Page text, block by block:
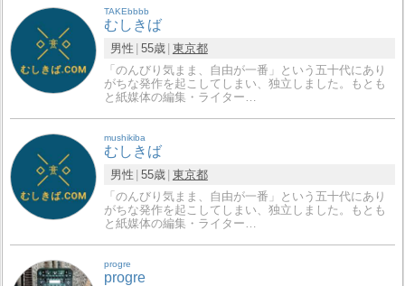
TAKEbbbb
むしきば
男性 55歳 東京都
「のんびり気まま、自由が一番」という五十代にあり
がちな発作を起こしてしまい、独立しました。もとも
と紙媒体の編集・ライター…
mushikiba
むしきば
男性 55歳 東京都
「のんびり気まま、自由が一番」という五十代にあり
がちな発作を起こしてしまい、独立しました。もとも
と紙媒体の編集・ライター…
progre
progre